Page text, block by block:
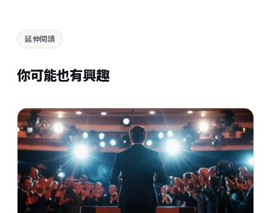
延伸閱讀
你可能也有興趣